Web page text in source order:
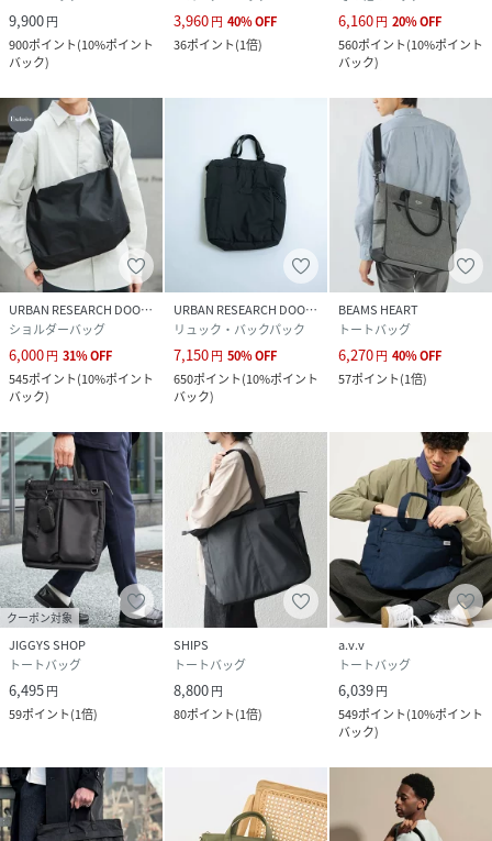
9,900円
900ポイント(10%ポイント
バック)
3,960円 40%OFF
36ポイント(1倍)
6,160円 20%OFF
560ポイント(10%ポイント
バック)
URBAN RESEARCH DOORS
ショルダーバッグ
6,000円 31%OFF
545ポイント(10%ポイント
バック)
URBAN RESEARCH DOORS
リュック・バックパック
7,150円 50%OFF
650ポイント(10%ポイント
バック)
BEAMS HEART
トートバッグ
6,270円 40%OFF
57ポイント(1倍)
クーポン対象
JIGGYS SHOP
トートバッグ
6,495円
59ポイント(1倍)
SHIPS
トートバッグ
8,800円
80ポイント(1倍)
a.v.v
トートバッグ
6,039円
549ポイント(10%ポイント
バック)